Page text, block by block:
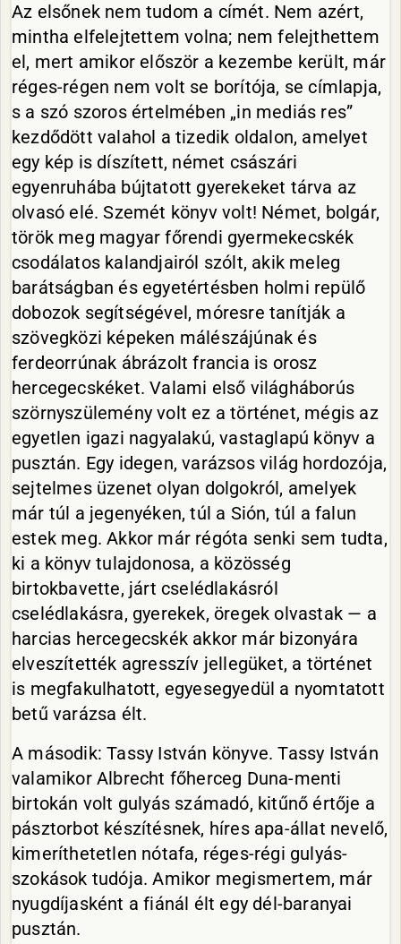
Az elsőnek nem tudom a címét. Nem azért,
mintha elfelejtettem volna; nem felejthettem
el, mert amikor először a kezembe került, már
réges-régen nem volt se borítója, se címlapja,
s a szó szoros értelmében „in mediás res”
kezdődött valahol a tizedik oldalon, amelyet
egy kép is díszített, német császári
egyenruhába bújtatott gyerekeket tárva az
olvasó elé. Szemét könyv volt! Német, bolgár,
török meg magyar főrendi gyermekecskék
csodálatos kalandjairól szólt, akik meleg
barátságban és egyetértésben holmi repülő
dobozok segítségével, móresre tanítják a
szövegközi képeken málészájúnak és
ferdeorrúnak ábrázolt francia is orosz
hercegecskéket. Valami első világháborús
szörnyszülemény volt ez a történet, mégis az
egyetlen igazi nagyalakú, vastaglapú könyv a
pusztán. Egy idegen, varázsos világ hordozója,
sejtelmes üzenet olyan dolgokról, amelyek
már túl a jegenyéken, túl a Sión, túl a falun
estek meg. Akkor már régóta senki sem tudta,
ki a könyv tulajdonosa, a közösség
birtokbavette, járt cselédlakásról
cselédlakásra, gyerekek, öregek olvastak — a
harcias hercegecskék akkor már bizonyára
elveszítették agresszív jellegüket, a történet
is megfakulhatott, egyesegyedül a nyomtatott
betű varázsa élt.
A második: Tassy István könyve. Tassy István
valamikor Albrecht főherceg Duna-menti
birtokán volt gulyás számadó, kitűnő értője a
pásztorbot készítésnek, híres apa-állat nevelő,
kimeríthetetlen nótafa, réges-régi gulyás-
szokások tudója. Amikor megismertem, már
nyugdíjasként a fiánál élt egy dél-baranyai
pusztán.